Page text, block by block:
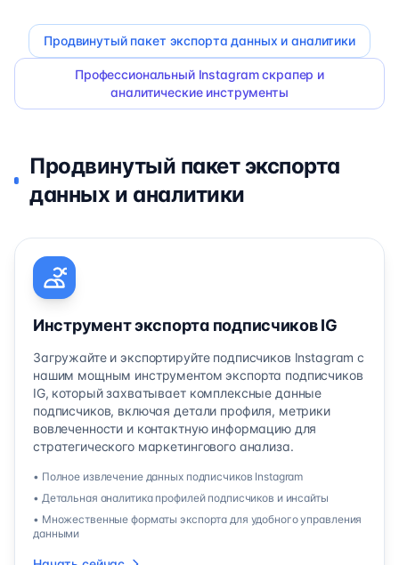
Продвинутый пакет экспорта данных и аналитики
Профессиональный Instagram скрапер и
аналитические инструменты
Продвинутый пакет экспорта
данных и аналитики
Инструмент экспорта подписчиков IG
Загружайте и экспортируйте подписчиков Instagram с
нашим мощным инструментом экспорта подписчиков
IG, который захватывает комплексные данные
подписчиков, включая детали профиля, метрики
вовлеченности и контактную информацию для
стратегического маркетингового анализа.
• Полное извлечение данных подписчиков Instagram
• Детальная аналитика профилей подписчиков и инсайты
• Множественные форматы экспорта для удобного управления
данными